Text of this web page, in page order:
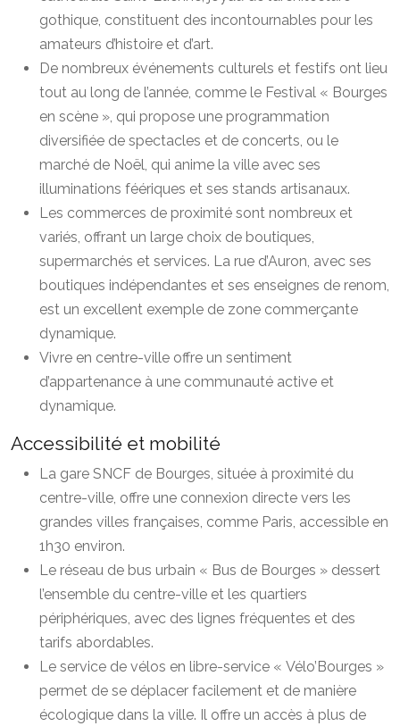
gothique, constituent des incontournables pour les
amateurs d’histoire et d’art.
De nombreux événements culturels et festifs ont lieu
tout au long de l’année, comme le Festival « Bourges
en scène », qui propose une programmation
diversifiée de spectacles et de concerts, ou le
marché de Noël, qui anime la ville avec ses
illuminations féériques et ses stands artisanaux.
Les commerces de proximité sont nombreux et
variés, offrant un large choix de boutiques,
supermarchés et services. La rue d’Auron, avec ses
boutiques indépendantes et ses enseignes de renom,
est un excellent exemple de zone commerçante
dynamique.
Vivre en centre-ville offre un sentiment
d’appartenance à une communauté active et
dynamique.
Accessibilité et mobilité
La gare SNCF de Bourges, située à proximité du
centre-ville, offre une connexion directe vers les
grandes villes françaises, comme Paris, accessible en
1h30 environ.
Le réseau de bus urbain « Bus de Bourges » dessert
l’ensemble du centre-ville et les quartiers
périphériques, avec des lignes fréquentes et des
tarifs abordables.
Le service de vélos en libre-service « Vélo’Bourges »
permet de se déplacer facilement et de manière
écologique dans la ville. Il offre un accès à plus de